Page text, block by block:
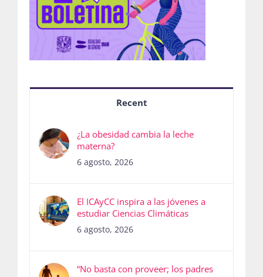
Recent
materna?
6 agosto, 2026
estudiar Ciencias Climáticas
6 agosto, 2026
deben construir vínculos afectivos”